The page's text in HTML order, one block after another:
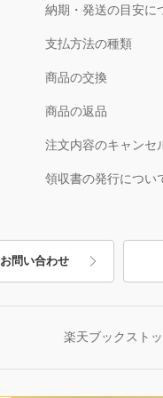
納期・発送の目安に
支払方法の種類
商品の交換
商品の返品
注文内容のキャンセ
領収書の発行につい
お問い合わせ
楽天ブックスト